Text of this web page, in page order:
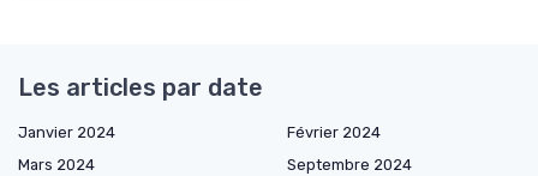
Les articles par date
Janvier 2024
Février 2024
Mars 2024
Septembre 2024